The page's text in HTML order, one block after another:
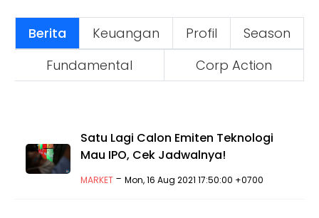
Berita Keuangan Profil
Season
Fundamental
Corp Action
Satu Lagi Calon Emiten Teknologi
Mau IPO, Cek Jadwalnya!
MARKET- Mon, 16 Aug 2021 17:50:00 +0700